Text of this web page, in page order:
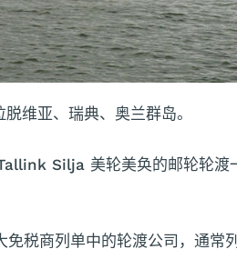
维亚、瑞典、奥兰群岛。
Silja 美轮美奂的邮轮轮渡
商列单中的轮渡公司，通常